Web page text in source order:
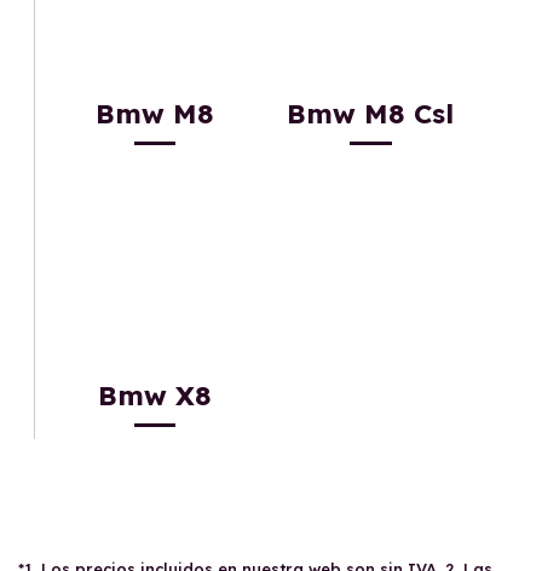
Bmw M8 Bmw M8 Csl
Bmw X8